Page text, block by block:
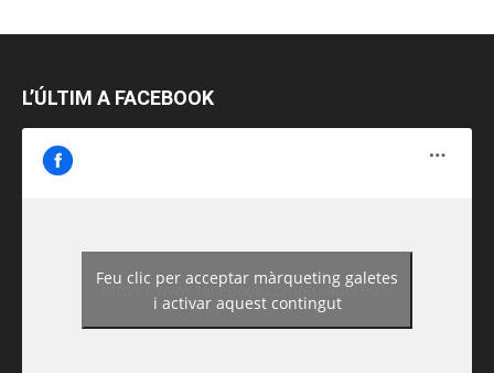
L’ÚLTIM A FACEBOOK
https://www.facebook.com/guiadereus/
Feu clic per acceptar màrqueting galetes
i activar aquest contingut